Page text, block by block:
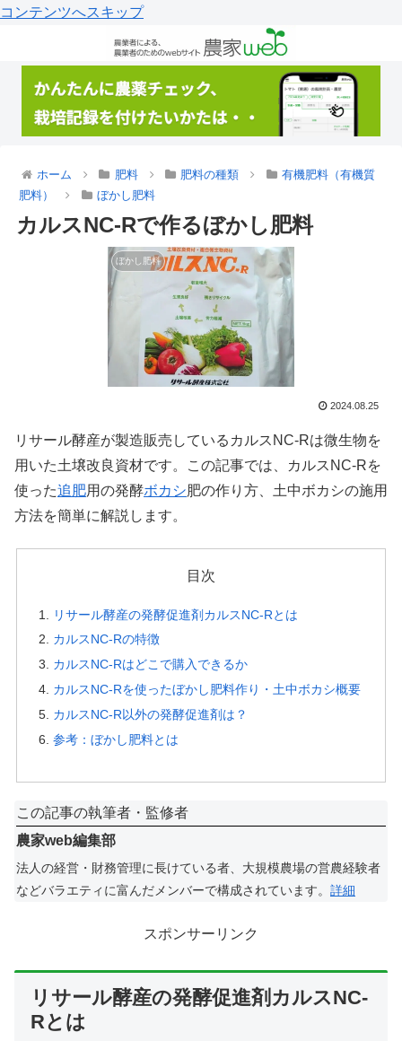
コンテンツへスキップ
ホーム 肥料 肥料の種類
有機肥料（有機質
肥料）
ぼかし肥料
カルスNC-Rで作るぼかし肥料
ぼかし肥料
2024.08.25
リサール酵産が製造販売しているカルスNC-Rは微生物を
用いた土壌改良資材です。この記事では、カルスNC-Rを
使った追肥用の発酵ボカシ肥の作り方、土中ボカシの施用
方法を簡単に解説します。
目次
リサール酵産の発酵促進剤カルスNC-Rとは
カルスNC-Rの特徴
カルスNC-Rはどこで購入できるか
カルスNC-Rを使ったぼかし肥料作り・土中ボカシ概要
カルスNC-R以外の発酵促進剤は？
参考：ぼかし肥料とは
この記事の執筆者・監修者
農家web編集部
法人の経営・財務管理に長けている者、大規模農場の営農経験者
などバラエティに富んだメンバーで構成されています。 詳細
スポンサーリンク
リサール酵産の発酵促進剤カルスNC-
Rとは